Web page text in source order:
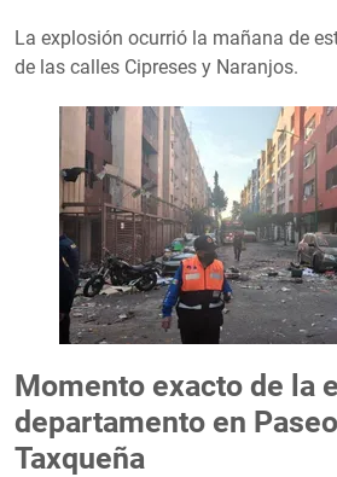
La explosión ocurrió la mañana de
de las calles Cipreses y Naranjos.
Momento exacto de la
departamento en
Taxqueña